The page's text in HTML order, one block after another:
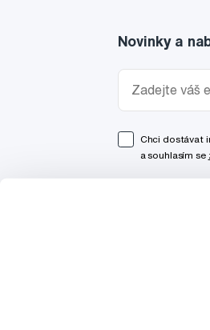
Novinky a
Chci dostávat
a souhlasím se